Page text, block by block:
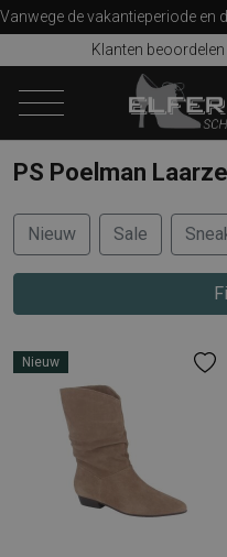
Klanten
PS Poelman
Nieuw Sale
Nieuw